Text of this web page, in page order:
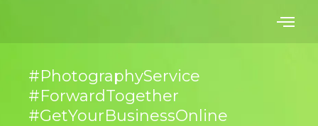
#PhotographyService
#ForwardTogether
#GetYourBusinessOnline